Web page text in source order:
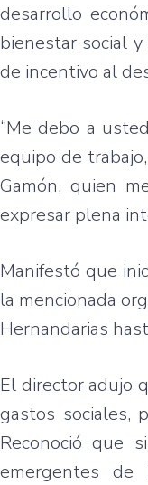
desarrollo
bienestar social y
de incentivo al
“Medebo a
equipo de trabajo,
Gamón, quien
expresar plena
Manifestó que
la mencionada
Hernandarias
El directoradujo
gastos sociales,
Reconoció que si
emergentes de